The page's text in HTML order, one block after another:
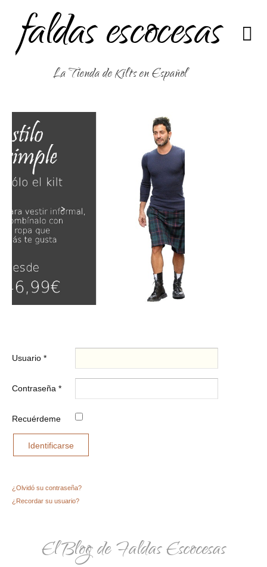
faldas escocesas
La Tienda de Kilts en Español
Usuario *
Contraseña *
Recuérdeme
Identificarse
¿Olvidó su contraseña?
¿Recordar su usuario?
El Blog de Faldas Escocesas